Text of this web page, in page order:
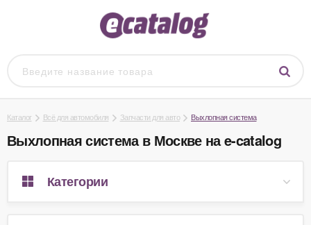
Каталог Всё для автомобиля Запчасти для авто Выхлопная система
Выхлопная система в Москве на e-catalog
Категории